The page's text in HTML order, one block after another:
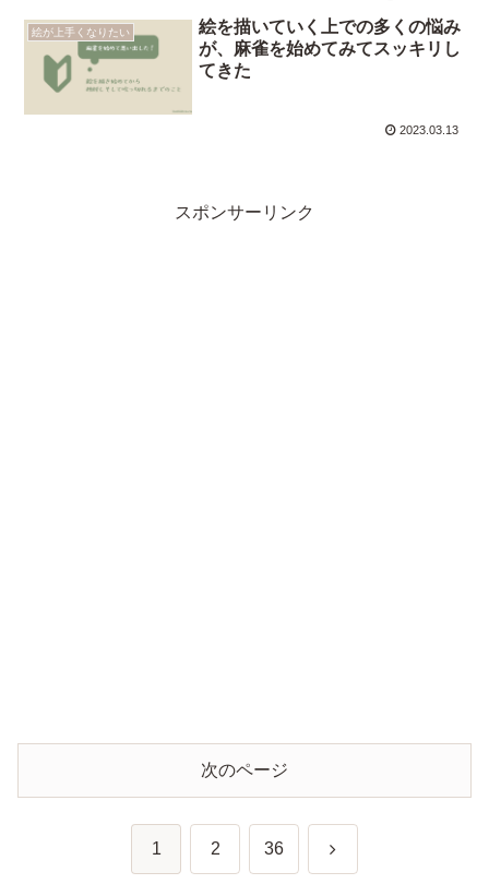
絵が上手くなりたい
絵を描いていく上での多くの悩み
が、麻雀を始めてみてスッキリし
てきた
2023.03.13
スポンサーリンク
次のページ
1 2 36 次